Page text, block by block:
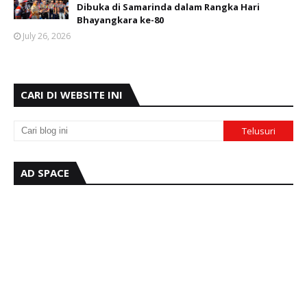
Dibuka di Samarinda dalam Rangka Hari
Bhayangkara ke-80
July 26, 2026
CARI DI WEBSITE INI
AD SPACE